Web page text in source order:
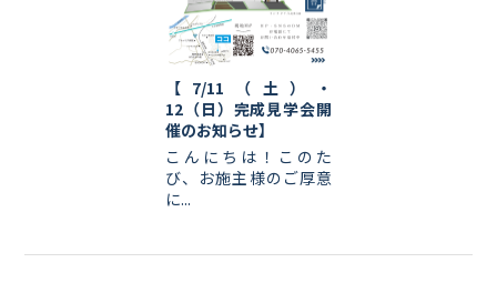
【7/11（土）・
12（日）完成見学会開
催のお知らせ】
こんにちは！このた
び、お施主様のご厚意
に...